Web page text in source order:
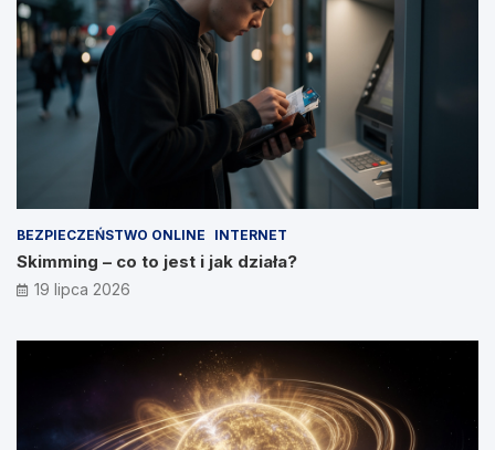
BEZPIECZEŃSTWO ONLINE INTERNET
Skimming – co to jest i jak działa?
19 lipca 2026